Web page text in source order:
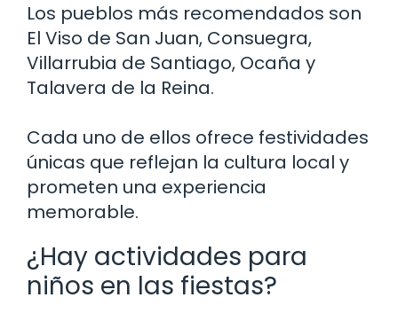
Los pueblos más recomendados son
El Viso de San Juan, Consuegra,
Villarrubia de Santiago, Ocaña y
Talavera de la Reina.
Cada uno de ellos ofrece festividades
únicas que reflejan la cultura local y
prometen una experiencia
memorable.
¿Hay actividades para
niños en las fiestas?